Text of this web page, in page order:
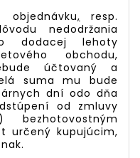
, resp.
nedodržania
dodacej lehoty
obchodu,
účtovaný a
suma mu bude
dní odo dňa
od zmluvy
bezhotovostným
určený kupujúcim,